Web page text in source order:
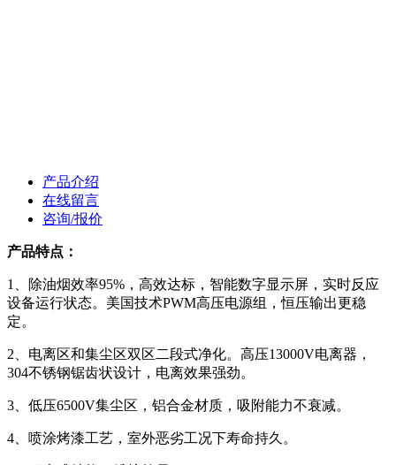
产品介绍
在线留言
咨询/报价
产品特点：
1、除油烟效率95%，高效达标，智能数字显示屏，实时反应
设备运行状态。美国技术PWM高压电源组，恒压输出更稳
定。
2、电离区和集尘区双区二段式净化。高压13000V电离器，
304不锈钢锯齿状设计，电离效果强劲。
3、低压6500V集尘区，铝合金材质，吸附能力不衰减。
4、喷涂烤漆工艺，室外恶劣工况下寿命持久。